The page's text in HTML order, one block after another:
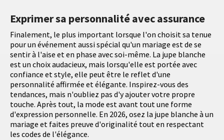
Exprimer sa personnalité avec assurance
Finalement, le plus important lorsque l'on choisit sa tenue
pour un événement aussi spécial qu'un mariage est de se
sentir à l'aise et en phase avec soi-même. La jupe blanche
est un choix audacieux, mais lorsqu'elle est portée avec
confiance et style, elle peut être le reflet d'une
personnalité affirmée et élégante. Inspirez-vous des
tendances, mais n'oubliez pas d'y ajouter votre propre
touche. Après tout, la mode est avant tout une forme
d'expression personnelle. En 2026, osez la jupe blanche à un
mariage et faites preuve d'originalité tout en respectant
les codes de l'élégance.